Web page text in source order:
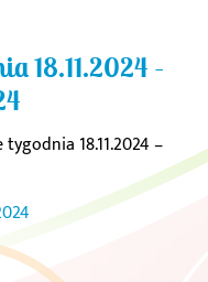
18.11.2024 –
18.11.2024 –